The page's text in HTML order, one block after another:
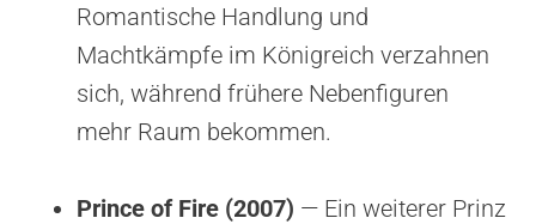
Romantische Handlung und
Machtkämpfe im Königreich verzahnen
sich, während frühere Nebenfiguren
mehr Raum bekommen.
Prince of Fire (2007) — Ein weiterer Prinz